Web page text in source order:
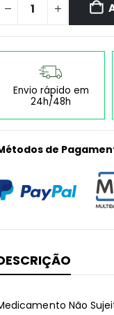
Envio rápido em
24h/48h
de
Não